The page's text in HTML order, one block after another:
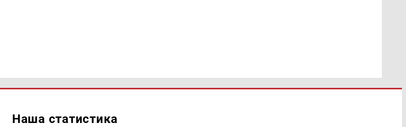
Наша статистика